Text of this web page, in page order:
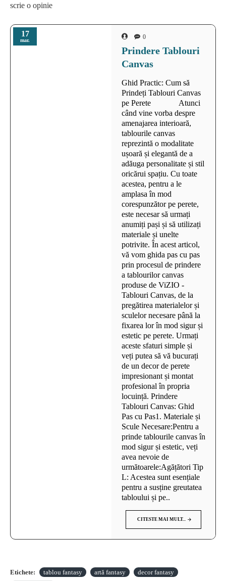
17
mar. 0
Prindere Tablouri
Canvas
Ghid Practic: Cum să
Prindeți Tablouri Canvas
pe Perete Atunci
când vine vorba despre
amenajarea interioară,
tablourile canvas
reprezintă o modalitate
ușoară și elegantă de a
adăuga personalitate și stil
oricărui spațiu. Cu toate
acestea, pentru a le
amplasa în mod
corespunzător pe perete,
este necesar să urmați
anumiți pași și să utilizați
materiale și unelte
potrivite. În acest articol,
vă vom ghida pas cu pas
prin procesul de prindere
a tablourilor canvas
produse de ViZIO -
Tablouri Canvas, de la
pregătirea materialelor și
sculelor necesare până la
fixarea lor în mod sigur și
estetic pe perete. Urmați
aceste sfaturi simple și
veți putea să vă bucurați
de un decor de perete
impresionant și montat
profesional în propria
locuință. Prindere
Tablouri Canvas: Ghid
Pas cu Pas1. Materiale și
Scule Necesare:Pentru a
prinde tablourile canvas în
mod sigur și estetic, veți
avea nevoie de
următoarele:Agățători Tip
L: Acestea sunt esențiale
pentru a susține greutatea
tabloului și pe..
CITESTE MAI MULT...
scrie o opinie
Etichete: tablou fantasy artă fantasy
decor fantasy